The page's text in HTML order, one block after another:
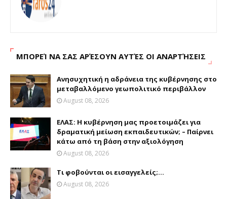
ΜΠΟΡΕΊ ΝΑ ΣΑΣ ΑΡΈΣΟΥΝ ΑΥΤΈΣ ΟΙ ΑΝΑΡΤΉΣΕΙΣ
Ανησυχητική η αδράνεια της κυβέρνησης στο
μεταβαλλόμενο γεωπολιτικό περιβάλλον
August 08, 2026
ΕΛΑΣ: Η κυβέρνηση μας προετοιμάζει για
δραματική μείωση εκπαιδευτικών; – Παίρνει
κάτω από τη βάση στην αξιολόγηση
August 08, 2026
Τι φοβούνται οι εισαγγελείς;...
August 08, 2026